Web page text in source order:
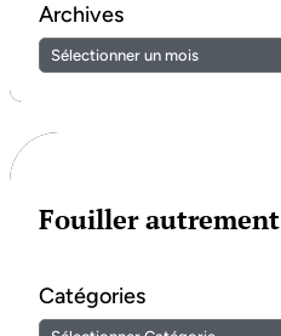
Archives
Fouiller autrement
Catégories